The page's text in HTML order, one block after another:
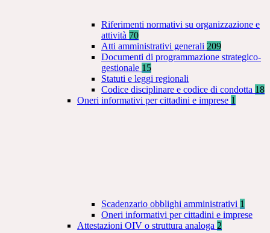
Riferimenti normativi su organizzazione e
attività 70
Atti amministrativi generali 209
Documenti di programmazione strategico-
gestionale 15
Statuti e leggi regionali
Codice disciplinare e codice di condotta 18
Oneri informativi per cittadini e imprese 1
Scadenzario obblighi amministrativi 1
Oneri informativi per cittadini e imprese
Attestazioni OIV o struttura analoga 2